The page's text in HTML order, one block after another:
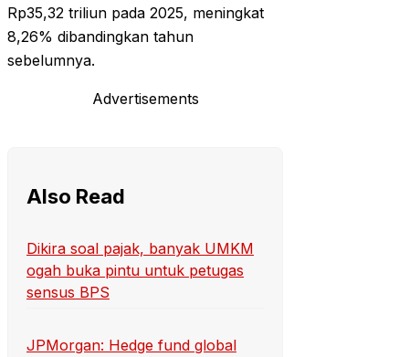
Rp35,32 triliun pada 2025, meningkat
8,26% dibandingkan tahun
sebelumnya.
Advertisements
Also Read
Dikira soal pajak, banyak UMKM
ogah buka pintu untuk petugas
sensus BPS
JPMorgan: Hedge fund global